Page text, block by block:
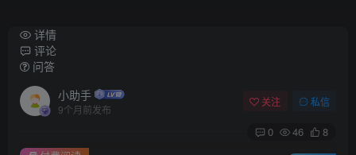
详情
评论
问答
小助手
9个月前发布
关注 私信
0 46
8